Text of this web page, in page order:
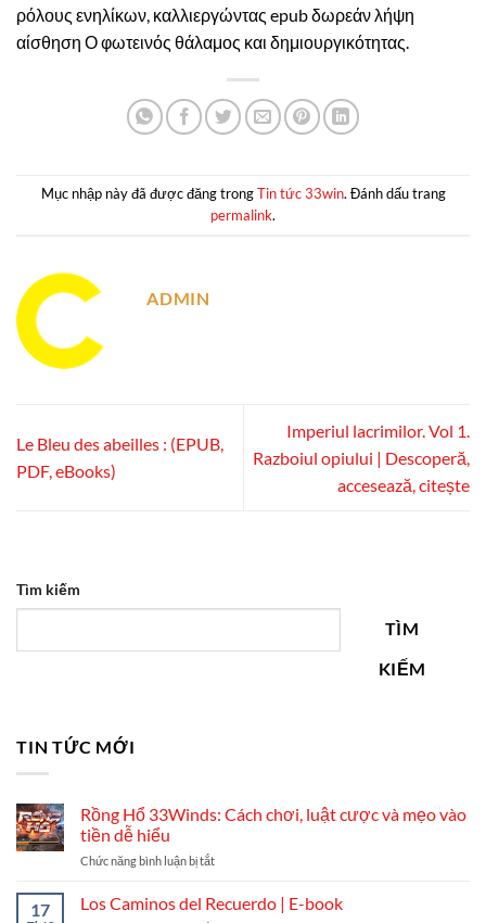
ρόλους ενηλίκων, καλλιεργώντας epub δωρεάν λήψη
αίσθηση Ο φωτεινός θάλαμος και δημιουργικότητας.
Mục nhập này đã được đăng trongTin tức 33win. Đánh dấu trang
permalink.
ADMIN
Le Bleu des abeilles : (EPUB,
PDF, eBooks)
Imperiul lacrimilor. Vol 1.
Razboiul opiului | Descoperă,
accesează, citește
Tìm kiếm
TÌM
KIẾM
TIN TỨC MỚI
Rồng Hổ 33Winds: Cách chơi, luật cược và mẹo vào
tiền dễ hiểu
Chức năng bình luận bị tắtở
Hổ
33Winds:
17 Los Caminos del Recuerdo | E-book